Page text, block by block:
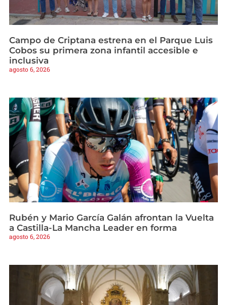
Campo de Criptana estrena en el Parque Luis
Cobos su primera zona infantil accesible e
inclusiva
agosto 6, 2026
Rubén y Mario García Galán afrontan la Vuelta
a Castilla-La Mancha Leader en forma
agosto 6, 2026